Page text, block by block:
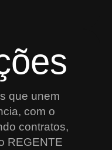
que unem
com o
contratos,
REGENTE